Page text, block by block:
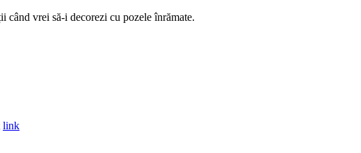
când vrei să-i decorezi cu pozele înrămate.
link